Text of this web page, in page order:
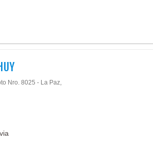
Nro. 8025 - La Paz,